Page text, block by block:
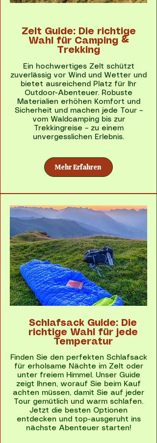
Zelt Guide: Die richtige
Wahl für Camping &
Trekking
Ein hochwertiges Zelt schützt
zuverlässig vor Wind und Wetter und
bietet ausreichend Platz für Ihr
Outdoor-Abenteuer. Robuste
Materialien erhöhen Komfort und
Sicherheit und machen jede Tour –
vom Waldcamping bis zur
Trekkingreise – zu einem
unvergesslichen Erlebnis.
Mehr Erfahren
Schlafsack Guide: Die
richtige Wahl für jede
Temperatur
Finden Sie den perfekten Schlafsack
für erholsame Nächte im Zelt oder
unter freiem Himmel. Unser Guide
zeigt Ihnen, worauf Sie beim Kauf
achten müssen, damit Sie auf jeder
Tour gemütlich und warm schlafen.
Jetzt die besten Optionen
entdecken und top-ausgeruht ins
nächste Abenteuer starten!